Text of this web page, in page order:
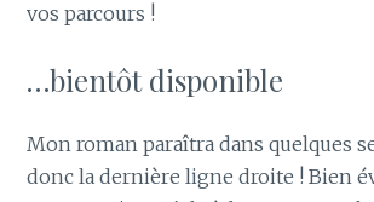
vos parcours !
…bientôt disponible
Mon roman paraîtra dans quelques
donc la dernière ligne droite ! Bien